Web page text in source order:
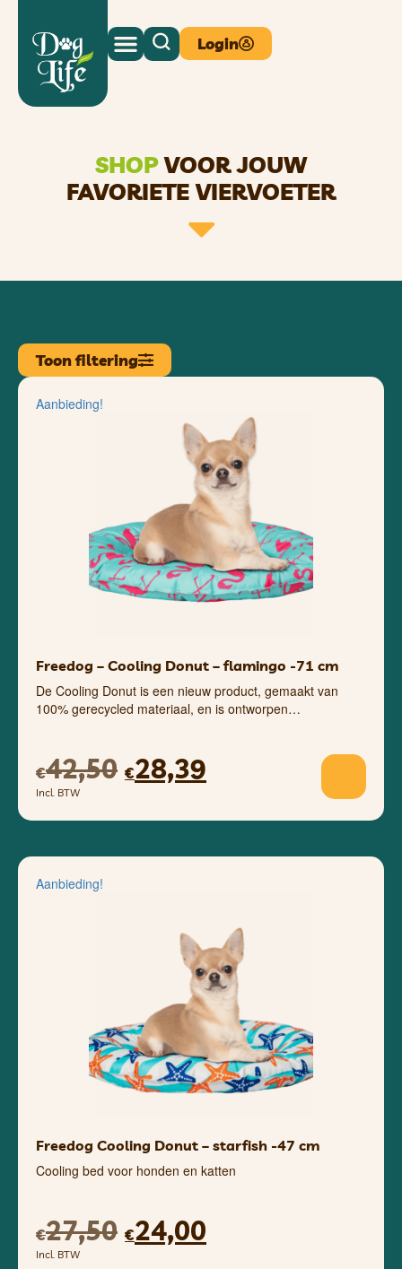
Login
SHOPVOOR JOUW
FAVORIETE VIERVOETER
Toon filtering
Aanbieding!
Freedog – Cooling Donut – flamingo -71 cm
De Cooling Donut is een nieuw product, gemaakt van
100% gerecycled materiaal, en is ontworpen…
€42,50 €28,39
Incl. BTW
Aanbieding!
Freedog Cooling Donut – starfish -47 cm
Cooling bed voor honden en katten
€27,50 €24,00
Incl. BTW